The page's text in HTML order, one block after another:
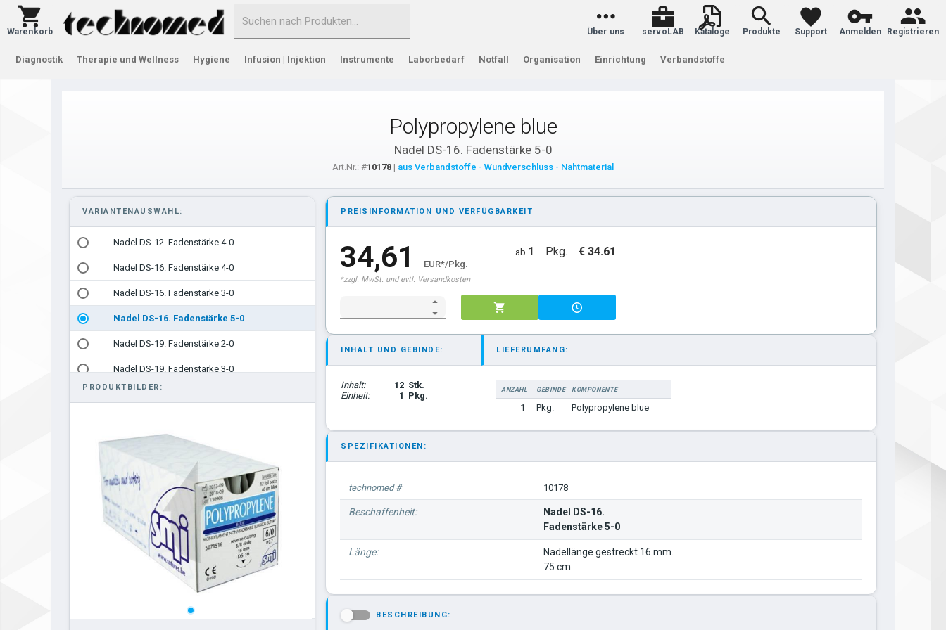
Warenkorb Über uns servoLAB Kataloge Produkte Support Anmelden Registrieren
Diagnostik Therapie und Wellness Hygiene Infusion | Injektion Instrumente Laborbedarf Notfall Organisation Einrichtung Verbandstoffe
Polypropylene blue
Nadel DS-16. Fadenstärke 5-0
Art.Nr.: #10178 | aus Verbandstoffe - Wundverschluss - Nahtmaterial
VARIANTENAUSWAHL:
Nadel DS-12. Fadenstärke 4-0
Nadel DS-16. Fadenstärke 4-0
Nadel DS-16. Fadenstärke 3-0
Nadel DS-16. Fadenstärke 5-0
Nadel DS-19. Fadenstärke 2-0
Nadel DS-19. Fadenstärke 3-0
Nadel DS-24. Fadenstärke 2-0
Nadel DS-24. Fadenstärke 3-0
Nadel DS-24. Fadenstärke 4-0
Nadel DS-30. Fadenstärke 0-0
Nadel DS-30. Fadenstärke 1-0
PRODUKTBILDER:
PREISINFORMATION UND VERFÜGBARKEIT
34,61 EUR*/Pkg.
*zzgl. MwSt. und evtl. Versandkosten
ab 1 Pkg. € 34.61
INHALT UND GEBINDE:
Inhalt: 12 Stk.
Einheit:
1 Pkg.
LIEFERUMFANG:
ANZAHL GEBINDE KOMPONENTE
1
Pkg. Polypropylene blue
SPEZIFIKATIONEN:
technomed # 10178
Beschaffenheit:
Nadel DS-16.
Fadenstärke 5-0
Länge:
Nadellänge gestreckt 16 mm.
75 cm.
BESCHREIBUNG: